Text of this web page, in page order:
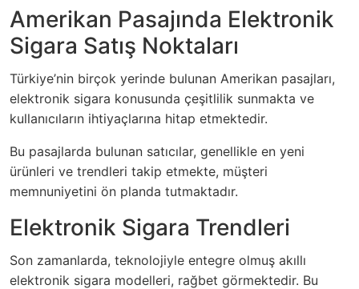
Amerikan Pasajında Elektronik
Sigara Satış Noktaları
Türkiye’nin birçok yerinde bulunan Amerikan pasajları,
elektronik sigara konusunda çeşitlilik sunmakta ve
kullanıcıların ihtiyaçlarına hitap etmektedir.
Bu pasajlarda bulunan satıcılar, genellikle en yeni
ürünleri ve trendleri takip etmekte, müşteri
memnuniyetini ön planda tutmaktadır.
Elektronik Sigara Trendleri
Son zamanlarda, teknolojiyle entegre olmuş akıllı
elektronik sigara modelleri, rağbet görmektedir. Bu